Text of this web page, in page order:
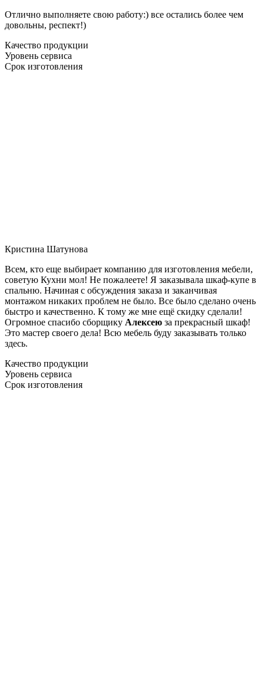
Отлично выполняете свою работу:) все остались более чем
довольны, респект!)
Качество продукции
Уровень сервиса
Срок изготовления
Кристина Шатунова
Всем, кто еще выбирает компанию для изготовления мебели,
советую Кухни мол! Не пожалеете! Я заказывала шкаф-купе в
спальню. Начиная с обсуждения заказа и заканчивая
монтажом никаких проблем не было. Все было сделано очень
быстро и качественно. К тому же мне ещё скидку сделали!
Огромное спасибо сборщику Алексею за прекрасный шкаф!
Это мастер своего дела! Всю мебель буду заказывать только
здесь.
Качество продукции
Уровень сервиса
Срок изготовления